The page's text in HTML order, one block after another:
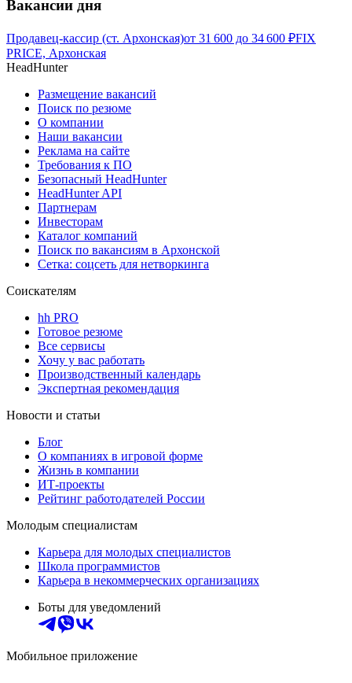
Вакансии дня
Продавец-кассир (ст. Архонская)от 31 600 до 34 600 ₽FIX
PRICE, Архонская
HeadHunter
Размещение вакансий
Поиск по резюме
О компании
Наши вакансии
Реклама на сайте
Требования к ПО
Безопасный HeadHunter
HeadHunter API
Партнерам
Инвесторам
Каталог компаний
Поиск по вакансиям в Архонской
Сетка: соцсеть для нетворкинга
Соискателям
hh PRO
Готовое резюме
Все сервисы
Хочу у вас работать
Производственный календарь
Экспертная рекомендация
Новости и статьи
Блог
О компаниях в игровой форме
Жизнь в компании
ИТ-проекты
Рейтинг работодателей России
Молодым специалистам
Карьера для молодых специалистов
Школа программистов
Карьера в некоммерческих организациях
Боты для уведомлений
Мобильное приложение